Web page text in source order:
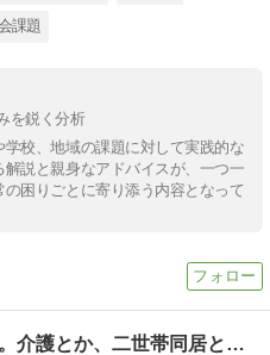
課題
を鋭く分析
校、地域の課題に対して実践的な
説と親身なアドバイスが、一つ一
困りごとに寄り添う内容となって
ヘルパーおかん。介護とか、二世帯同居とかマンガ。